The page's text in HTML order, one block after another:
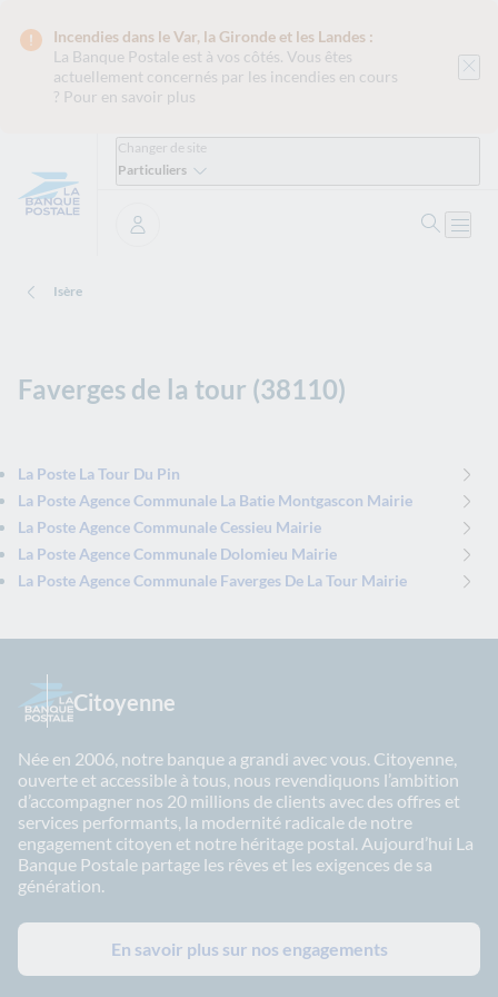
Incendies dans le Var, la Gironde et les Landes :
La Banque Postale est à vos côtés. Vous êtes
actuellement concernés par les incendies en cours
? Pour en savoir plus
Changer de site
Particuliers
Se connecter
Isère
Faverges de la tour (38110)
La Poste La Tour Du Pin
La Poste Agence Communale La Batie Montgascon Mairie
La Poste Agence Communale Cessieu Mairie
La Poste Agence Communale Dolomieu Mairie
La Poste Agence Communale Faverges De La Tour Mairie
Citoyenne
Née en 2006, notre banque a grandi avec vous. Citoyenne,
ouverte et accessible à tous, nous revendiquons l’ambition
d’accompagner nos 20 millions de clients avec des offres et
services performants, la modernité radicale de notre
engagement citoyen et notre héritage postal. Aujourd’hui La
Banque Postale partage les rêves et les exigences de sa
génération.
En savoir plus sur nos engagements